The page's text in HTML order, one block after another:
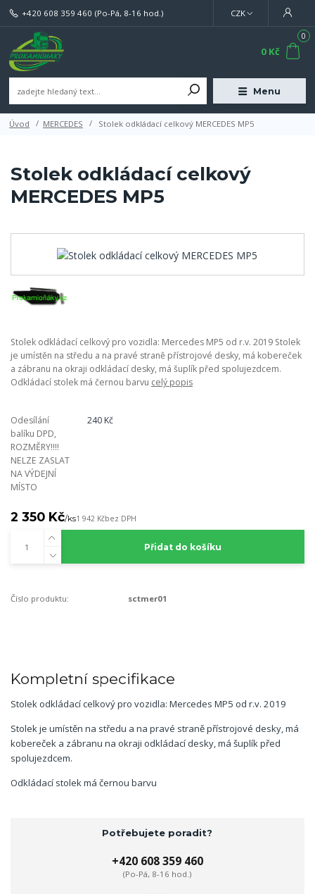
Menu
CZK
+420 608 359 460 (Po-Pá, 8-16 hod.)
0
0 Kč
Úvod MERCEDES Stolek odkládací celkový MERCEDES MP5
Stolek odkládací celkový
MERCEDES MP5
Stolek odkládací celkový pro vozidla: Mercedes MP5 od r.v. 2019 Stolek
je umístěn na středu a na pravé straně přístrojové desky, má kobereček
a zábranu na okraji odkládací desky, má šuplík před spolujezdcem.
Odkládací stolek má černou barvu celý popis
Odesílání
balíku DPD,
ROZMĚRY!!!!
NELZE ZASLAT
NA VÝDEJNÍ
MÍSTO
240 Kč
2 350 Kč/ks1 942 Kčbez DPH
Přidat do košíku
Číslo produktu: sctmer01
Kompletní specifikace
Stolek odkládací celkový pro vozidla: Mercedes MP5 od r.v. 2019
Stolek je umístěn na středu a na pravé straně přístrojové desky, má
kobereček a zábranu na okraji odkládací desky, má šuplík před
spolujezdcem.
Odkládací stolek má černou barvu
Potřebujete poradit?
+420 608 359 460
(Po-Pá, 8-16 hod.)